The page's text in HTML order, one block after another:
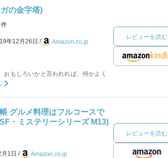
の金字塔)
件
年12月26日 Amazon.co.jp
おもしろいかと言われれば、何かよく
レビューを読む
グルメ料理はフルコースで
・ミステリーシリーズ M13)
1日 Amazon.co.jp
レビューを読む